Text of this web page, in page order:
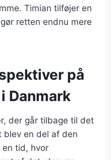
Timian tilføjer en
retten endnu mere
på
Danmark
der går tilbage til det
blev en del af den
en tid, hvor